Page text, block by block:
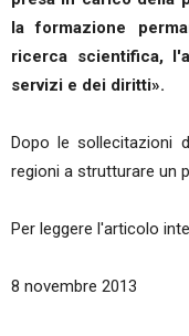
la formazione
ricerca scientifica,
servizi e dei diritti».
Dopo le sollecitazioni
regioni a strutturare un
Per leggere l'articolo
8 novembre 2013